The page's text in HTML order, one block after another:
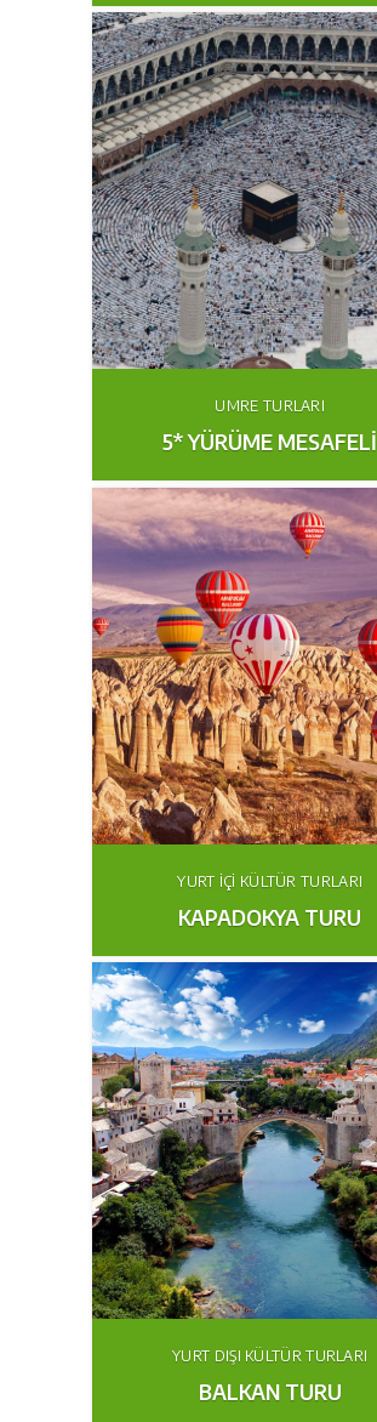
UMRE TURLARI
5* YÜRÜME MESAFELİ
YURT İÇI KÜLTÜR TURLARI
KAPADOKYA TURU
YURT DIŞI KÜLTÜR TURLARI
BALKAN TURU